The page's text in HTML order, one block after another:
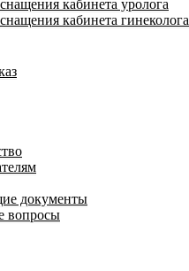
кабинета уролога
кабинета гинеколога
документы
вопросы